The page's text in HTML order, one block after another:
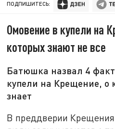
ПОДПИШИТЕСЬ:
Омовение в купели на
которых знают не все
Батюшка назвал 4
купели на Крещение, о
знает
В преддверии